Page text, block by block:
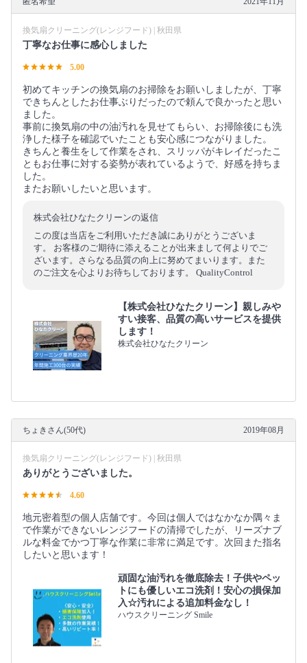
換気扇クリーニング(レンジフード) | 秋田県
丁寧なお仕事に感心しました
5.00
初めてキッチンの換気扇のお掃除をお願いしましたが、丁寧
できちんとしたお仕事ぶりだったので頼んで良かったと思い
ました。
事前に換気扇の中の油汚れを見せてもらい、お掃除後にも洗
浄した様子を確認でいたことも安心感につながりました。
きちんと養生をして作業をされ、スリッパがキレイだったこ
ともお仕事に対する姿勢が表れているようで、好感を持ちま
した。
またお願いしたいと思います。
株式会社ひなたクリーンの返信
この度は当店をご利用いただき誠にありがとうございま
す。 お客様のご期待に添えることが出来まして何よりでご
ざいます。さらなる品質の向上に努めてまいります。また
のご注文を心よりお待ちしております。 QualityControl
【株式会社ひなたクリーン】親しみや
すい接客、品質の高いサービスを提供
します！
株式会社ひなたクリーン
ちょきさん(50代) 2019年08月
換気扇クリーニング(レンジフード) | 秋田県
ありがとうございました。
4.60
地元密着型の個人店舗です。今回は個人ではなかなか隅々ま
で作業ができないレンジフードの清掃でしたが、リーズナブ
ルな料金でかつ丁寧な作業に非常に満足です。次回また指名
したいと思います！
頑固な油汚れを徹底除去！子供やペッ
トにも優しいエコ洗剤！安心の損保加
入☆汚れによる追加料金なし！
ハウスクリーニング Smile